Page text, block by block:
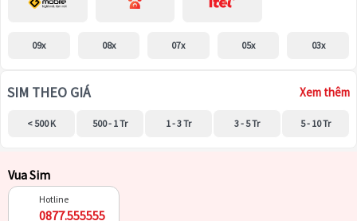
09x 08x 07x 05x 03x
SIM THEO GIÁ Xem thêm
< 500 K 500 - 1 Tr 1 - 3 Tr 3 - 5 Tr 5 - 10 Tr
Vua Sim
Hotline
0877.555555